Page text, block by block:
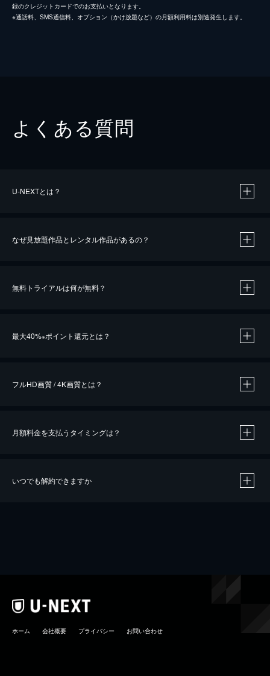
録のクレジットカードでのお支払いとなります。
※通話料、SMS通信料、オプション（かけ放題など）の月額利用料は別途発生します。
よくある質問
U-NEXTとは？
なぜ見放題作品とレンタル作品があるの？
無料トライアルは何が無料？
最大40%※ポイント還元とは？
※40％ポイント還元の対象は、クレジットカード決済による作品の購入 / レンタルです。
iOSアプリのUコイン決済による作品の購入 / レンタルは、20％のポイント還元です。
フルHD画質 / 4K画質とは？
月額料金を支払うタイミングは？
いつでも解約できますか
ホーム 会社概要 プライバシー お問い合わせ